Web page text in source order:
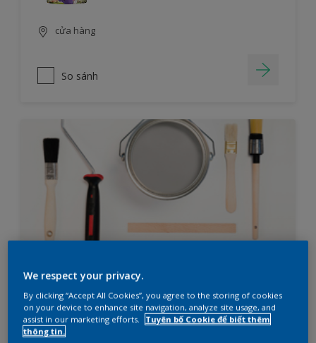
cửa hàng
So sánh
Bạn đang cần lên kế hoạch sơn
nhà?
Thử ngay công cụ tìm sản phẩm cho dự án
We respect your privacy.
By clicking “Accept All Cookies”, you agree to the storing of cookies
on your device to enhance site navigation, analyze site usage, and
assist in our marketing efforts.
Tuyên bố Cookie để biết thêm
thông tin.